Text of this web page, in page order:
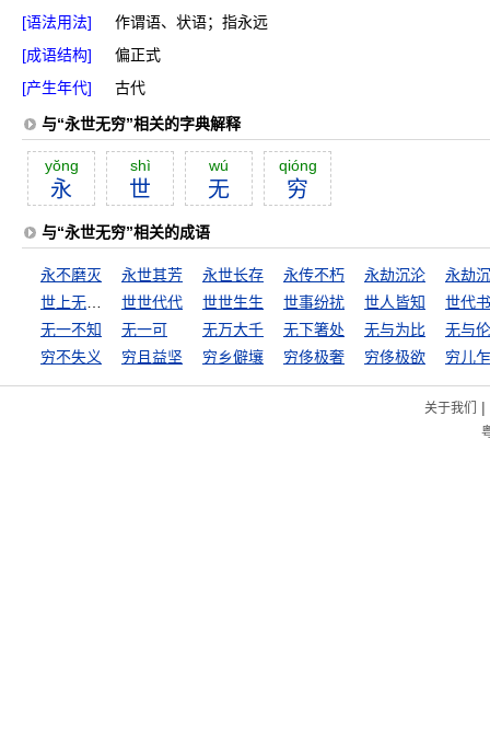
[语法用法]
作谓语、状语；指永远
[成语结构]
偏正式
[产生年代]
古代
与“永世无穷”相关的字典解释
yŏng
永
shì
世
wú
无
qióng
穷
与“永世无穷”相关的成语
永不磨灭 永世其芳 永世长存 永传不朽 永劫沉沦
永劫
世世代代 世世生生 世事纷扰 世人皆知
世代
无一不知
无一可 无万大千 无下箸处 无与为比
无与
穷不失义
穷且益坚 穷乡僻壤 穷侈极奢 穷侈极欲 穷儿
关于我们 |